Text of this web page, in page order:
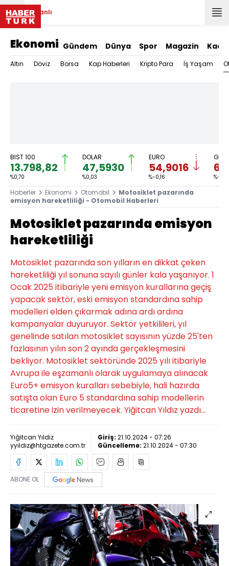
Canlı
Ekonomi Gündem Dünya Spor Magazin
Altın Döviz Borsa Kap Haberleri Kripto Para İş Yaşam
BIST 100
13.798,82
%0,70
DOLAR
47,5930
%0,03
EURO
54,9016
%-0,16 %-
Haberler Ekonomi Otomobil
Motosiklet pazarında
emisyon hareketliliği - Otomobil Haberleri
Motosiklet pazarında emisyon
hareketliliği
Motosiklet pazarında son yılların en dikkat çeken
hareketliliği yıl sonuna sayılı günler kala yaşanıyor. 1
Ocak 2025 itibariyle yeni emisyon kurallarına geçiş
yapacak sektör, eski emisyon standardına sahip
modelleri elden çıkarmak adına ardı ardına
kampanyalar duyuruyor. Sektör yetkilileri, yıl
genelinde satılan motosiklet sayısının yüzde 25'ten
fazlasının yılın son 2 ayında gerçekleşmesini
bekliyor. Motosiklet sektöründe 2025 yılı itibariyle
Avrupa ile eşzamanlı olarak uygulamaya alınacak
Euro5+ emisyon kuralları sebebiyle, hali hazırda
satışta olan Euro 5 standardına sahip modellerin
ticaretine izin verilmeyecek. Yiğitcan Yıldız yazdı...
Yiğitcan Yıldız
yyildiz@htgazete.com.tr
Giriş: 21.10.2024 - 07:26
Güncelleme: 21.10.2024 - 07:30
ABONE OL